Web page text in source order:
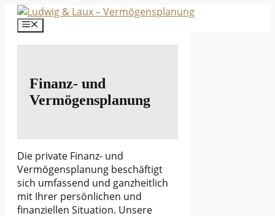
Zum
Inhalt
Menü
Finanz- und
Vermögensplanung
Die private Finanz- und
Vermögensplanung beschäftigt
sich umfassend und ganzheitlich
mit Ihrer persönlichen und
finanziellen Situation. Unsere